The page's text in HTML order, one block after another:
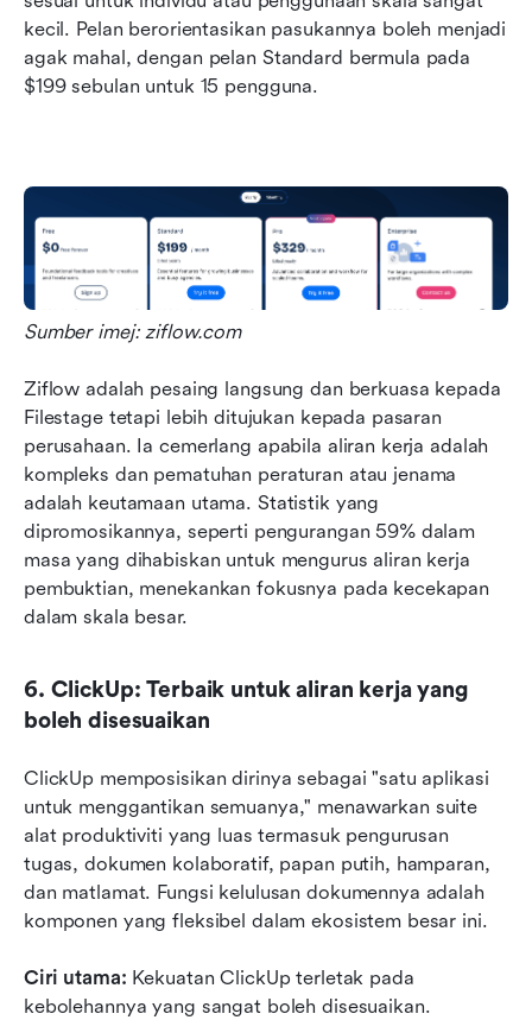
kecil. Pelan berorientasikan pasukannya boleh menjadi
agak mahal, dengan pelan Standard bermula pada
$199 sebulan untuk 15 pengguna.
Sumber imej: ziflow.com
Ziflow adalah pesaing langsung dan berkuasa kepada
Filestage tetapi lebih ditujukan kepada pasaran
perusahaan. Ia cemerlang apabila aliran kerja adalah
kompleks dan pematuhan peraturan atau jenama
adalah keutamaan utama. Statistik yang
dipromosikannya, seperti pengurangan 59% dalam
masa yang dihabiskan untuk mengurus aliran kerja
pembuktian, menekankan fokusnya pada kecekapan
dalam skala besar.
6. ClickUp: Terbaik untuk aliran kerja yang
boleh disesuaikan
ClickUp memposisikan dirinya sebagai "satu aplikasi
untuk menggantikan semuanya," menawarkan suite
alat produktiviti yang luas termasuk pengurusan
tugas, dokumen kolaboratif, papan putih, hamparan,
dan matlamat. Fungsi kelulusan dokumennya adalah
komponen yang fleksibel dalam ekosistem besar ini.
Ciri utama: Kekuatan ClickUp terletak pada
kebolehannya yang sangat boleh disesuaikan.